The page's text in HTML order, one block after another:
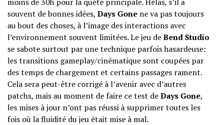
souvent de bonnes idées, Days Gone ne va pas toujours
au bout des choses, à l’image des interactions avec
l’environnement souvent limitées. Le jeu deBend Studio
se sabote surtout par une technique parfois hasardeuse:
les transitions gameplay/cinématique sont coupées par
des temps de chargement et certains passages rament.
Cela sera peut-être corrigé à l’avenir avec d’autres
patchs, mais au moment de faire ce test deDays Gone,
les mises à jour n’ont pas réussi à supprimer toutes les
fois où la fluidité du jeu était mise à mal.